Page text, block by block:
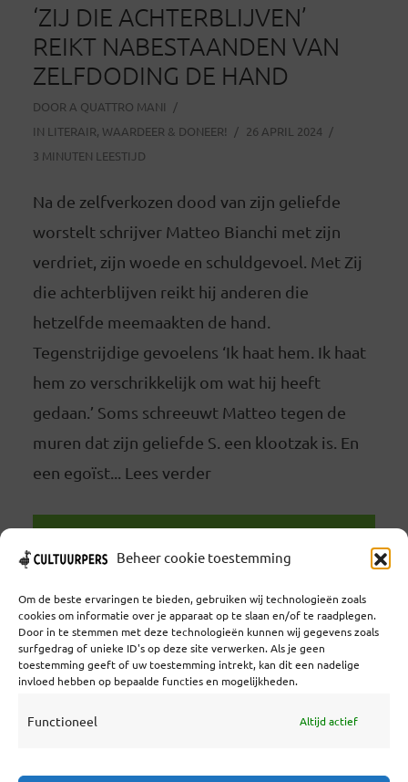
Beheer cookie toestemming
Om de beste ervaringen te bieden, gebruiken wij technologieën zoals
cookies om informatie over je apparaat op te slaan en/of te raadplegen.
Door in te stemmen met deze technologieën kunnen wij gegevens zoals
surfgedrag of unieke ID's op deze site verwerken. Als je geen
toestemming geeft of uw toestemming intrekt, kan dit een nadelige
invloed hebben op bepaalde functies en mogelijkheden.
Functioneel Altijd actief
‘ZIJ DIE ACHTERBLIJVEN’
REIKT NABESTAANDEN VAN
ZELFDODING DE HAND
DOOR A QUATTRO MANI
IN LITERAIR, WAARDEER & DONEER!
26 APRIL 2024
3 MINUTEN LEESTIJD
Na de zelfverkozen dood van zijn geliefde
worstelt schrijver Matteo Bianchi met zijn
verdriet, zijn woede en schuldgevoel. Met Zij
die achterblijven reikt hij anderen die
hetzelfde meemaakten de hand.
Tegenstrijdige gevoelens ‘Ik haat hem. Ik haat
hem zo verschrikkelijk om wat hij heeft
gedaan.’ Soms schreeuwt Matteo tegen de
muren dat zijn geliefde S. een klootzak is. En
een egoïst... Lees verder
Coöperatief Cultureel Persbureau U.A. | Salzburg 29 |
3524KS Utrecht | KvK: 55573592 |Btw: